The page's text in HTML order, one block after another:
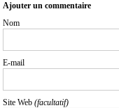
Ajouter un commentaire
Nom
E-mail
Site Web (facultatif)